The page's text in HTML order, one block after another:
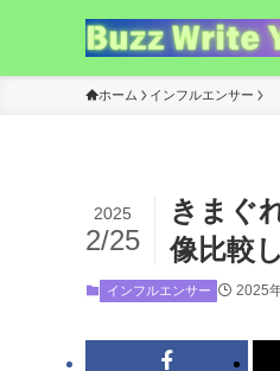
ホーム インフルエンサー
きまぐ
像比較
2025
2/25
インフルエンサー 2025